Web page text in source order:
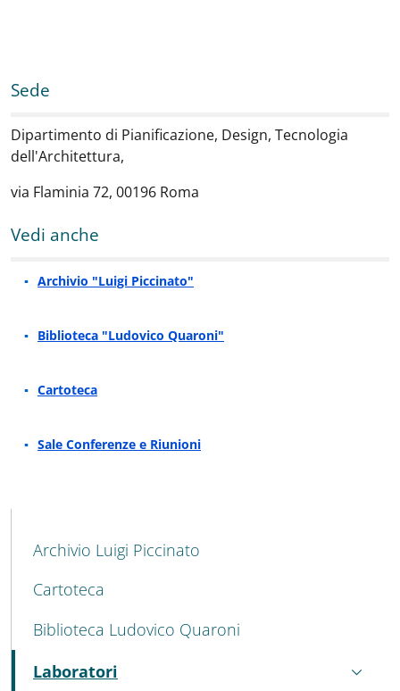
Sede
Dipartimento di Pianificazione, Design, Tecnologia
dell'Architettura,
via Flaminia 72, 00196 Roma
Vedi anche
Archivio "Luigi Piccinato"
Biblioteca "Ludovico Quaroni"
Cartoteca
Sale Conferenze e Riunioni
MENU CEV SECOND NAVIGATION
Archivio Luigi Piccinato
Cartoteca
Biblioteca Ludovico Quaroni
Laboratori
Attivo